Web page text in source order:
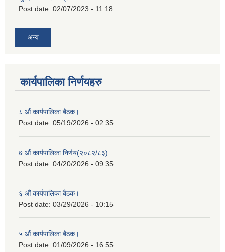
Post date: 02/07/2023 - 11:18
अन्य
कार्यपालिका निर्णयहरु
८ औं कार्यपालिका बैठक।
Post date: 05/19/2026 - 02:35
७ औं कार्यपालिका निर्णय(२०८२/८३)
Post date: 04/20/2026 - 09:35
६ औं कार्यपालिका बैठक।
Post date: 03/29/2026 - 10:15
५ औं कार्यपालिका बैठक।
Post date: 01/09/2026 - 16:55